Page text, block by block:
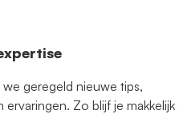
geregeld nieuwe tips,
ervaringen. Zo blijf je makkelijk